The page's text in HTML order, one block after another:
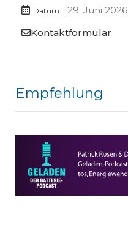
Datum:
29. Juni 2026
Kontaktformular
Empfehlung